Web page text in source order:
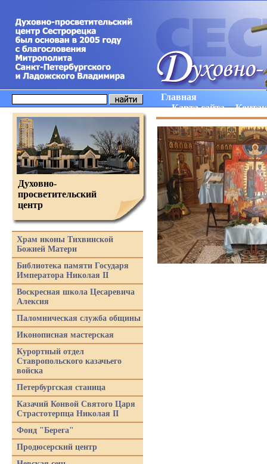
Главная
Карта сайта
Духовно-
просветительский
центр
Храм иконы Тихвинской
Божией Матери
Библиотека памяти Государя
Императора Николая II
Воскресная школа Цесаревича
Алексия
Паломническая служба общины
Иконописная мастерская
Курортный отдел
Ставропольского казачьего
войска
Петербургская станица
Казачий Конвой Святого Царя
Страстотерпца Николая II
Фонд "Берега"
Продюсерский центр